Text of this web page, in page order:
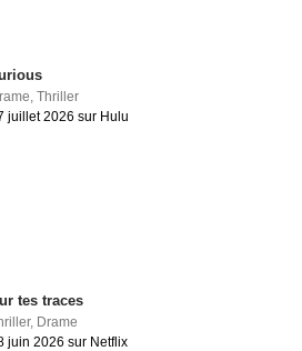
,Thriller
juillet 2026 sur Hulu
tes traces
, Drame
juin 2026 sur Netflix